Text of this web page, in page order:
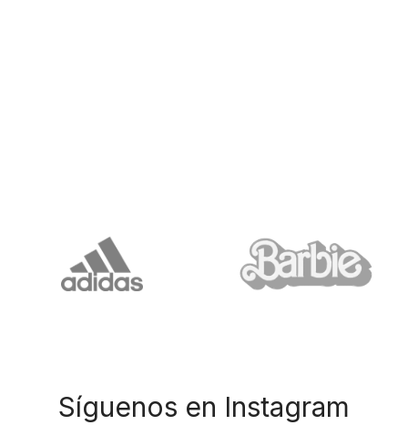
Síguenos en Instagram